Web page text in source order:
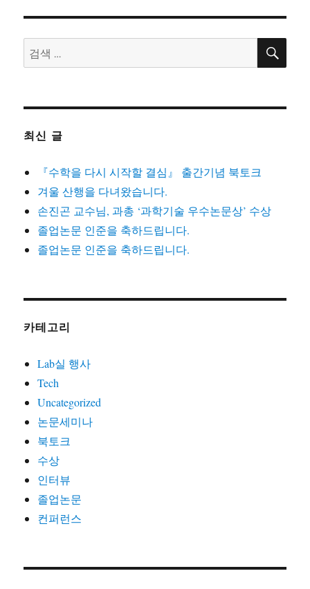
검
색:
검
최신 글
『수학을 다시 시작할 결심』 출간기념 북토크
겨울 산행을 다녀왔습니다.
손진곤 교수님, 과총 ‘과학기술 우수논문상’ 수상
졸업논문 인준을 축하드립니다.
졸업논문 인준을 축하드립니다.
카테고리
Lab실 행사
Tech
Uncategorized
논문세미나
북토크
수상
인터뷰
졸업논문
컨퍼런스